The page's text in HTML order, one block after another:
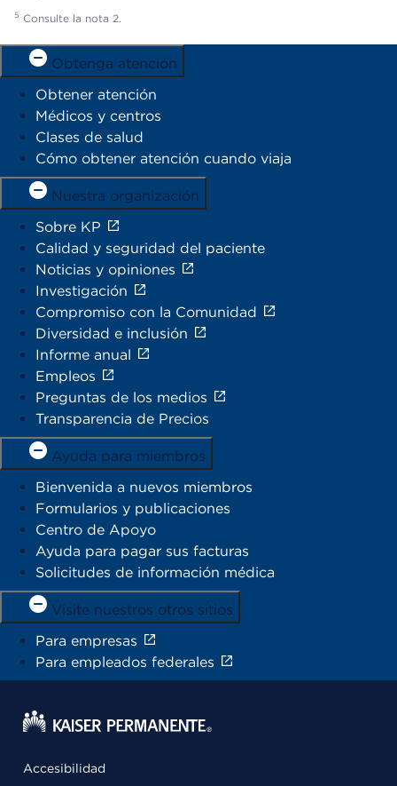
5 Consulte la nota 2.
Obtenga atención
Obtener atención
Médicos y centros
Clases de salud
Cómo obtener atención cuando viaja
Nuestra organización
Sobre KP
Calidad y seguridad del paciente
Noticias y opiniones
Investigación
Compromiso con la Comunidad
Diversidad e inclusión
Informe anual
Empleos
Preguntas de los medios
Transparencia de Precios
Ayuda para miembros
Bienvenida a nuevos miembros
Formularios y publicaciones
Centro de Apoyo
Ayuda para pagar sus facturas
Solicitudes de información médica
Visite nuestros otros sitios
Para empresas
Para empleados federales
Accesibilidad